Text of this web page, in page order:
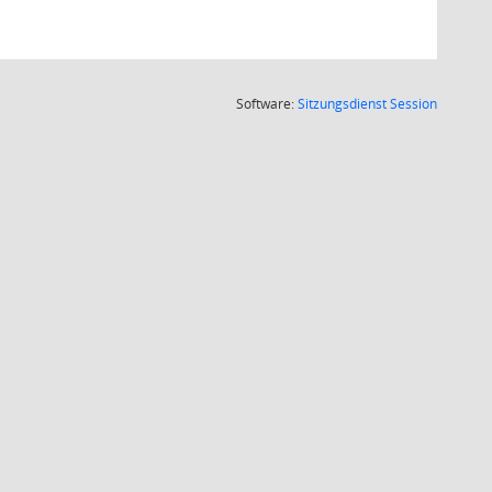
Software:SitzungsdienstSession(Wird in